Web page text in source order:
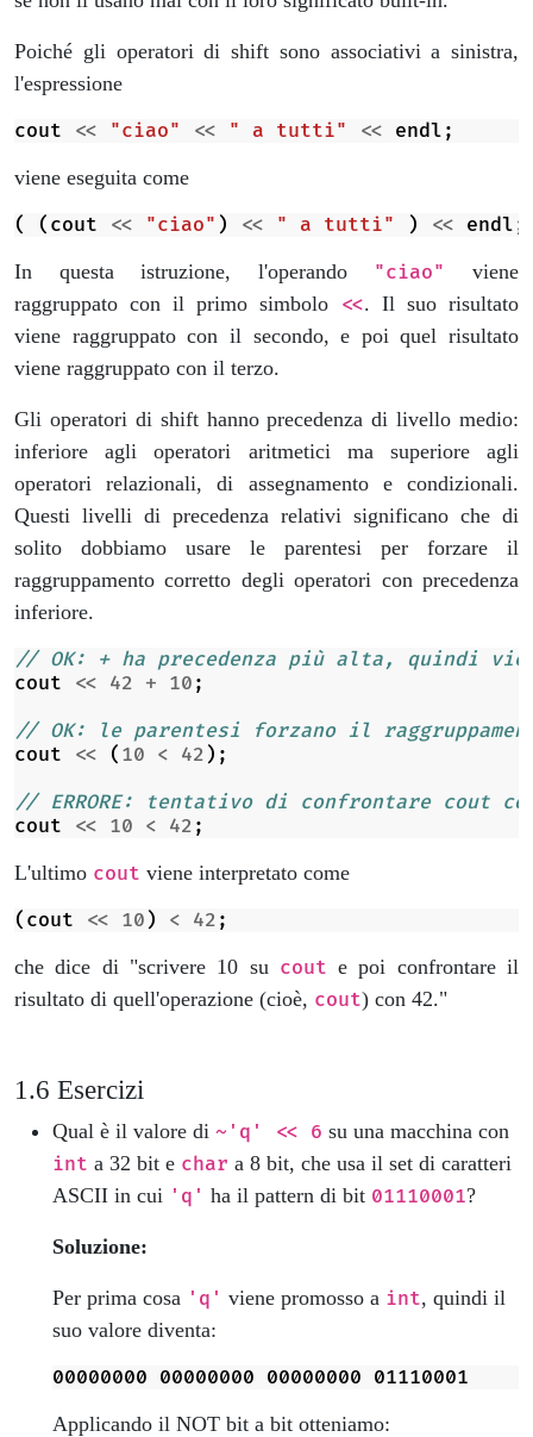
Poiché gli operatori di shift sono associativi a sinistra,
l'espressione
cout
<< "ciao" << " a tutti" << endl ;
viene eseguita come
(
( cout << "ciao" ) << " a tutti" ) << endl ;
In questa istruzione, l'operando "ciao"
viene
raggruppato con il primo simbolo <<. Il suo risultato
viene raggruppato con il secondo, e poi quel risultato
viene raggruppato con il terzo.
Gli operatori di shift hanno precedenza di livello medio:
inferiore agli operatori aritmetici ma superiore agli
operatori relazionali, di assegnamento e condizionali.
Questi livelli di precedenza relativi significano che di
solito dobbiamo usare le parentesi per forzare il
raggruppamento corretto degli operatori con precedenza
inferiore.
// OK: + ha precedenza più alta, quindi
cout
<< 42 + 10 ;
// OK: le parentesi forzano il
cout
<< ( 10 < 42 );
// ERRORE: tentativo di confrontare cout
cout
<< 10 < 42 ;
L'ultimo cout viene interpretato come
( cout << 10 ) < 42 ;
che dice di "scrivere 10 su cout e poi confrontare il
risultato di quell'operazione (cioè, cout) con 42."
Esercizi
Qual è il valore di ~'q' << 6 su una macchina con
int a 32 bit e char a 8 bit, che usa il set di caratteri
ASCII in cui 'q' ha il pattern di bit 01110001?
Soluzione:
Per prima cosa 'q' viene promosso a int, quindi il
suo valore diventa:
Applicando il NOT bit a bit otteniamo: